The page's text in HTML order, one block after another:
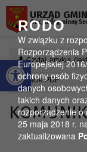
Otwórz pasek narzędzi
RODO
W związku z
Rozporządzenia
Europejskiej
ochrony osób
danych
takich danych
rozporządzenie
25 maja 2018 r.
zaktualizowana
URZĄD
Oficjalny gminny
Czytaj artykuł
formacie PDF